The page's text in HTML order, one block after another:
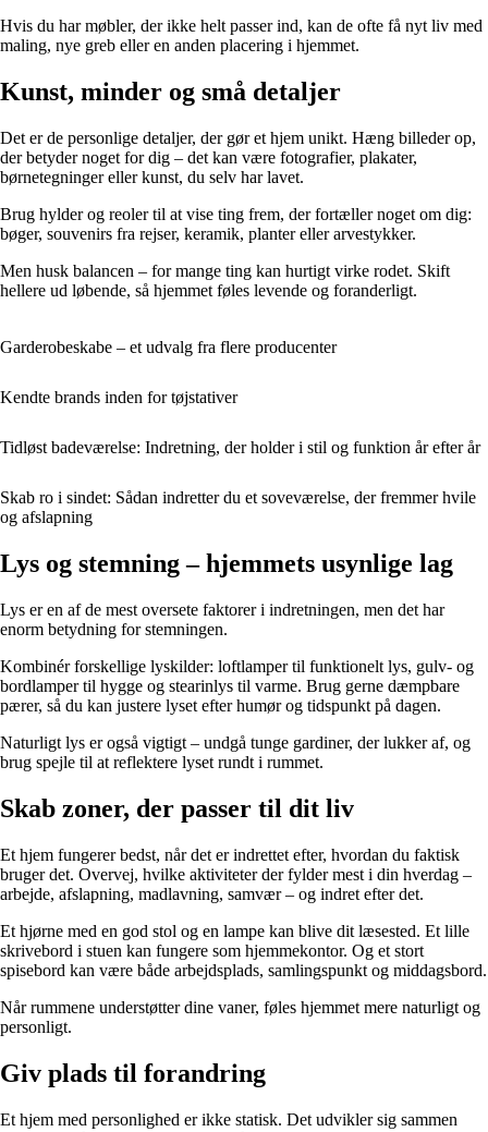
Hvis du har møbler, der ikke helt passer ind, kan de ofte få nyt liv med
maling, nye greb eller en anden placering i hjemmet.
Kunst, minder og små detaljer
Det er de personlige detaljer, der gør et hjem unikt. Hæng billeder op,
der betyder noget for dig – det kan være fotografier, plakater,
børnetegninger eller kunst, du selv har lavet.
Brug hylder og reoler til at vise ting frem, der fortæller noget om dig:
bøger, souvenirs fra rejser, keramik, planter eller arvestykker.
Men husk balancen – for mange ting kan hurtigt virke rodet. Skift
hellere ud løbende, så hjemmet føles levende og foranderligt.
Garderobeskabe – et udvalg fra flere producenter
Kendte brands inden for tøjstativer
Tidløst badeværelse: Indretning, der holder i stil og funktion år efter år
Skab ro i sindet: Sådan indretter du et soveværelse, der fremmer hvile
og afslapning
Lys og stemning – hjemmets usynlige lag
Lys er en af de mest oversete faktorer i indretningen, men det har
enorm betydning for stemningen.
Kombinér forskellige lyskilder: loftlamper til funktionelt lys, gulv- og
bordlamper til hygge og stearinlys til varme. Brug gerne dæmpbare
pærer, så du kan justere lyset efter humør og tidspunkt på dagen.
Naturligt lys er også vigtigt – undgå tunge gardiner, der lukker af, og
brug spejle til at reflektere lyset rundt i rummet.
Skab zoner, der passer til dit liv
Et hjem fungerer bedst, når det er indrettet efter, hvordan du faktisk
bruger det. Overvej, hvilke aktiviteter der fylder mest i din hverdag –
arbejde, afslapning, madlavning, samvær – og indret efter det.
Et hjørne med en god stol og en lampe kan blive dit læsested. Et lille
skrivebord i stuen kan fungere som hjemmekontor. Og et stort
spisebord kan være både arbejdsplads, samlingspunkt og middagsbord.
Når rummene understøtter dine vaner, føles hjemmet mere naturligt og
personligt.
Giv plads til forandring
Et hjem med personlighed er ikke statisk. Det udvikler sig sammen